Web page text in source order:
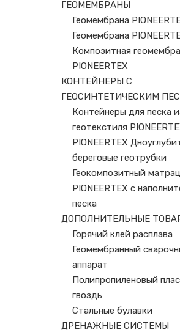
ГЕОМЕМБРАНЫ
Геомембрана
Геомембрана
Композитная
PIONEERTEX
КОНТЕЙНЕРЫ С
ГЕОСИНТЕТИЧЕСКИМ
Контейнеры для песка
геотекстиля
PIONEERTEX
береговые геотрубки
Геокомпозитный матрац
PIONEERTEX с
песка
ДОПОЛНИТЕЛЬНЫЕ
Горячий клей расплава
Геомембранный
аппарат
Полипропиленовый
гвоздь
Стальные булавки
ДРЕНАЖНЫЕ СИСТЕМЫ